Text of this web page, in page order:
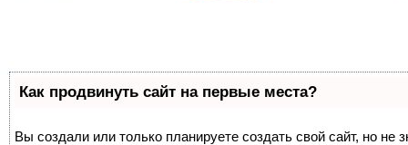
Как продвинуть сайт на первые места?
Вы создали или только планируете создать свой сайт, но не